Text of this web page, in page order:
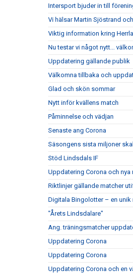
Intersport bjuder in till
Vi hälsar Martin Sjöstrand
Viktig information kring
Nu testar vi något nytt...
Uppdatering gällande publik
Välkomna tillbaka och
Glad och skön sommar
Nytt inför kvällens match
Påminnelse och vädjan
Senaste ang Corona
Säsongens sista miljoner
Stöd Lindsdals IF
Uppdatering Corona och nya
Riktlinjer gällande matcher
Digitala Bingolotter – en
"Årets Lindsdalare"
Ang. träningsmatcher
Uppdatering Corona
Uppdatering Corona
Uppdatering Corona och en